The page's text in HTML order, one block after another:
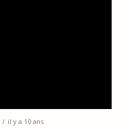
il y a 10 ans